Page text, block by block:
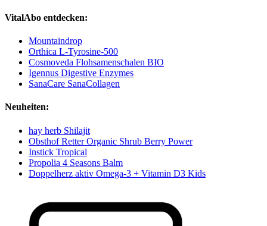
VitalAbo entdecken:
Mountaindrop
Orthica L-Tyrosine-500
Cosmoveda Flohsamenschalen BIO
Igennus Digestive Enzymes
SanaCare SanaCollagen
Neuheiten:
hay herb Shilajit
Obsthof Retter Organic Shrub Berry Power
Instick Tropical
Propolia 4 Seasons Balm
Doppelherz aktiv Omega-3 + Vitamin D3 Kids